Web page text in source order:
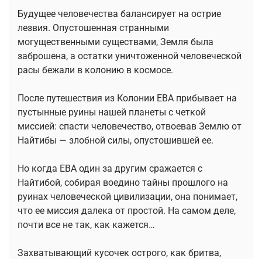
Будущее человечества балансирует на острие
лезвия. Опустошенная странными
могущественными существами, Земля была
заброшена, а остатки уничтоженной человеческой
расы бежали в колонию в космосе.
После путешествия из Колонии ЕВА прибывает на
пустынные руины нашей планеты с четкой
миссией: спасти человечество, отвоевав Землю от
Найтибы — злобной силы, опустошившей ее.
Но когда ЕВА один за другим сражается с
Найтибой, собирая воедино тайны прошлого на
руинах человеческой цивилизации, она понимает,
что ее миссия далека от простой. На самом деле,
почти все не так, как кажется…
Захватывающий кусочек острого, как бритва,